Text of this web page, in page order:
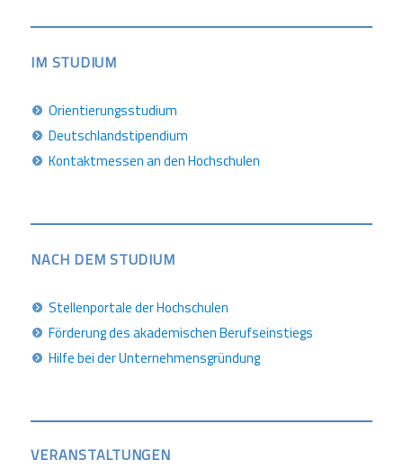
IM STUDIUM
Orientierungsstudium
Deutschlandstipendium
Kontaktmessen an den Hochschulen
NACH DEM STUDIUM
Stellenportale der Hochschulen
Förderung des akademischen Berufseinstiegs
Hilfe bei der Unternehmensgründung
VERANSTALTUNGEN